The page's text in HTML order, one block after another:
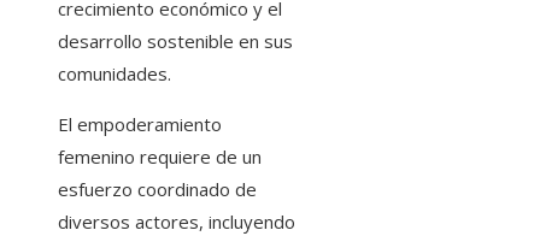
crecimiento económico y el
desarrollo sostenible en sus
comunidades.
El empoderamiento
femenino requiere de un
esfuerzo coordinado de
diversos actores, incluyendo